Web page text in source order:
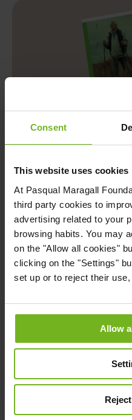
Consent
This website uses cookies
At Pasqual Maragall
third party cookies to
advertising related to your
browsing habits. You may
on the "Allow all cookies"
clicking on the "Settings"
set up or to reject their
Allow
Descárgate la